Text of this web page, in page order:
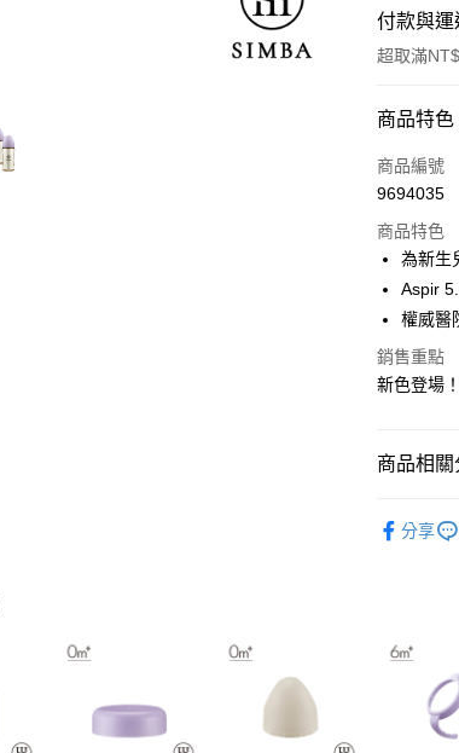
付款與運
超取滿
付款方式
信用卡一次
Apple Pay
街口支付
Google
大哥付你
【大哥付
流程，驗
4.訂單成
消。如遇
無法說明
【繳款方
1.分期款
AFTEE先
便利好安心
１．簡單
２．便利
３．安心
【「
相關說明
「Hami
信會員帳
ATM付款
商品特色
商品編號
9694035
商品特色
為新生
Aspir
權威醫
銷售重點
新色登場
商品相關
分享